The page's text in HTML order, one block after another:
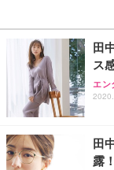
田
ス
エン
田
露